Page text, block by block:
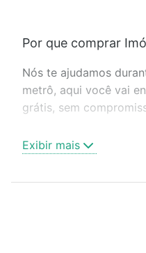
Por que comprar
Nós te ajudamos
metrô, aqui você vai
grátis, sem
ou sem vaga de
Exibir mais